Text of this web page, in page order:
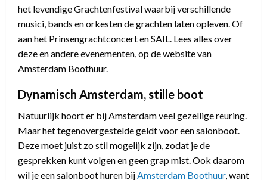
het levendige Grachtenfestival waarbij verschillende
musici, bands en orkesten de grachten laten opleven. Of
aan het Prinsengrachtconcert en SAIL. Lees alles over
deze en andere evenementen, op de website van
Amsterdam Boothuur.
Dynamisch Amsterdam, stille boot
Natuurlijk hoort er bij Amsterdam veel gezellige reuring.
Maar het tegenovergestelde geldt voor een salonboot.
Deze moet juist zo stil mogelijk zijn, zodat je de
gesprekken kunt volgen en geen grap mist. Ook daarom
wil je een salonboot huren bij Amsterdam Boothuur, want